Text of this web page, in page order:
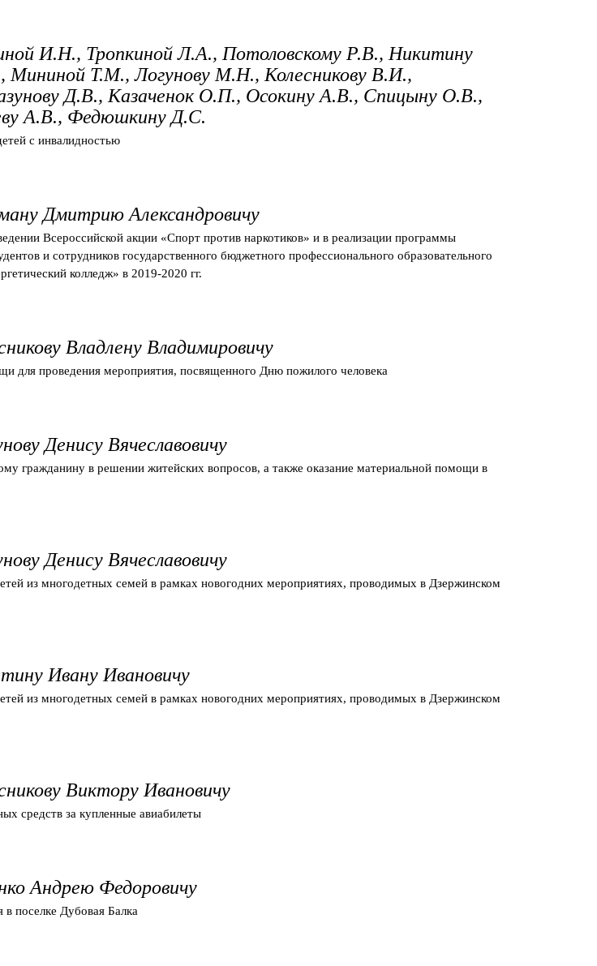
И.Н., Тропкиной Л.А., Потоловскому Р.В., Никитину
Т.М., Логунову М.Н., Колесникову В.И.,
Д.В., Казаченок О.П., Осокину А.В., Спицыну О.В.,
А.В., Федюшкину Д.С.
с инвалидностью
Дмитрию Александровичу
Всероссийской акции «Спорт против наркотиков» и в реализации программы
и сотрудников государственного бюджетного профессионального образовательного
колледж» в 2019-2020 гг.
Владлену Владимировичу
для проведения мероприятия, посвященного Дню пожилого человека
Денису Вячеславовичу
гражданину в решении житейских вопросов, а также оказание материальной помощи в
Денису Вячеславовичу
из многодетных семей в рамках новогодних мероприятиях, проводимых в Дзержинском
Ивану Ивановичу
из многодетных семей в рамках новогодних мероприятиях, проводимых в Дзержинском
Виктору Ивановичу
средств за купленные авиабилеты
Андрею Федоровичу
поселке Дубовая Балка